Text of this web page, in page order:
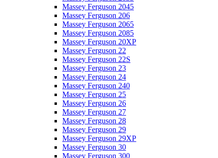
Massey Ferguson 2045
Massey Ferguson 206
Massey Ferguson 2065
Massey Ferguson 2085
Massey Ferguson 20XP
Massey Ferguson 22
Massey Ferguson 22S
Massey Ferguson 23
Massey Ferguson 24
Massey Ferguson 240
Massey Ferguson 25
Massey Ferguson 26
Massey Ferguson 27
Massey Ferguson 28
Massey Ferguson 29
Massey Ferguson 29XP
Massey Ferguson 30
Massey Ferguson 300